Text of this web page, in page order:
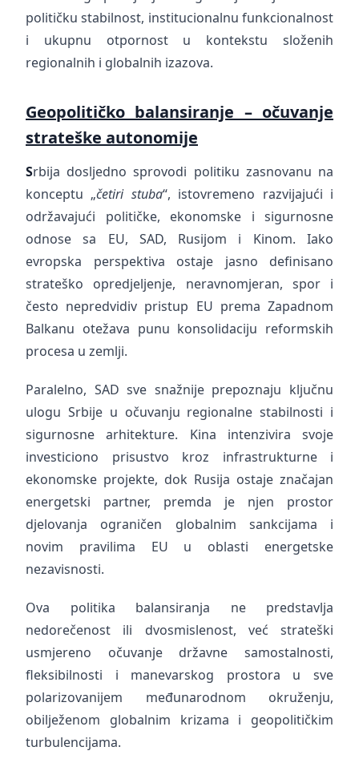
političku stabilnost, institucionalnu funkcionalnost
i ukupnu otpornost u kontekstu složenih
regionalnih i globalnih izazova.
Geopolitičko balansiranje – očuvanje
strateške autonomije
Srbija dosljedno sprovodi politiku zasnovanu na
konceptu „četiri stuba“, istovremeno razvijajući i
održavajući političke, ekonomske i sigurnosne
odnose sa EU, SAD, Rusijom i Kinom. Iako
evropska perspektiva ostaje jasno definisano
strateško opredjeljenje, neravnomjeran, spor i
često nepredvidiv pristup EU prema Zapadnom
Balkanu otežava punu konsolidaciju reformskih
procesa u zemlji.
Paralelno, SAD sve snažnije prepoznaju ključnu
ulogu Srbije u očuvanju regionalne stabilnosti i
sigurnosne arhitekture. Kina intenzivira svoje
investiciono prisustvo kroz infrastrukturne i
ekonomske projekte, dok Rusija ostaje značajan
energetski partner, premda je njen prostor
djelovanja ograničen globalnim sankcijama i
novim pravilima EU u oblasti energetske
nezavisnosti.
Ova politika balansiranja ne predstavlja
nedorečenost ili dvosmislenost, već strateški
usmjereno očuvanje državne samostalnosti,
fleksibilnosti i manevarskog prostora u sve
polarizovanijem međunarodnom okruženju,
obilježenom globalnim krizama i geopolitičkim
turbulencijama.